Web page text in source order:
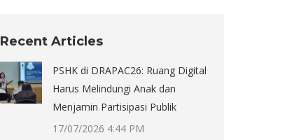
Recent Articles
PSHK di DRAPAC26: Ruang Digital
Harus Melindungi Anak dan
Menjamin Partisipasi Publik
17/07/2026 4:44 PM